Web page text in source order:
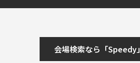
会場検索なら「Speedy」